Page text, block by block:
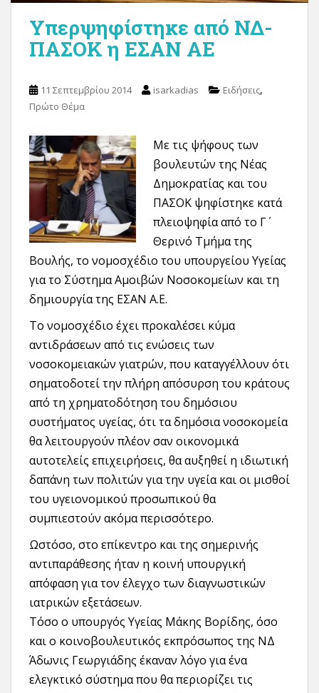
Υπερψηφίστηκε από ΝΔ-
ΠΑΣΟΚ η ΕΣΑΝ ΑΕ
11 Σεπτεμβρίου 2014 isarkadias Ειδήσεις,
Πρώτο Θέμα
Με τις ψήφους των
βουλευτών της Νέας
Δημοκρατίας και του
ΠΑΣΟΚ ψηφίστηκε κατά
πλειοψηφία από το Γ΄
Θερινό Τμήμα της
Βουλής, το νομοσχέδιο του υπουργείου Υγείας
για το Σύστημα Αμοιβών Νοσοκομείων και τη
δημιουργία της ΕΣΑΝ Α.Ε.
Το νομοσχέδιο έχει προκαλέσει κύμα
αντιδράσεων από τις ενώσεις των
νοσοκομειακών γιατρών, που καταγγέλλουν ότι
σηματοδοτεί την πλήρη απόσυρση του κράτους
από τη χρηματοδότηση του δημόσιου
συστήματος υγείας, ότι τα δημόσια νοσοκομεία
θα λειτουργούν πλέον σαν οικονομικά
αυτοτελείς επιχειρήσεις, θα αυξηθεί η ιδιωτική
δαπάνη των πολιτών για την υγεία και οι μισθοί
του υγειονομικού προσωπικού θα
συμπιεστούν ακόμα περισσότερο.
Ωστόσο, στο επίκεντρο και της σημερινής
αντιπαράθεσης ήταν η κοινή υπουργική
απόφαση για τον έλεγχο των διαγνωστικών
ιατρικών εξετάσεων.
Τόσο ο υπουργός Υγείας Μάκης Βορίδης, όσο
και ο κοινοβουλευτικός εκπρόσωπος της ΝΔ
Άδωνις Γεωργιάδης έκαναν λόγο για ένα
ελεγκτικό σύστημα που θα περιορίζει τις